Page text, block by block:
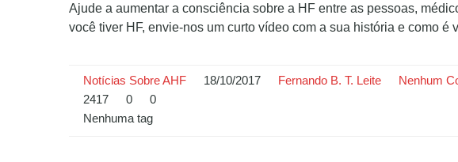
Ajude a aumentar a consciência sobre a HF entre as pessoas,
você tiver HF, envie-nos um curto vídeo com a sua história e como é
Notícias Sobre AHF 18/10/2017 Fernando B. T. Leite
Nenhum
2417
0
0
Nenhuma tag